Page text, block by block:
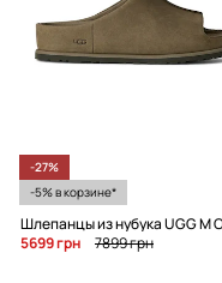
-27%
-5% в корзине*
5699 грн
7899 грн